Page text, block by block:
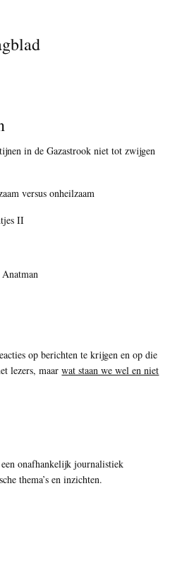
in de Gazastrook niet tot zwijgen
versus onheilzaam
II
op berichten te krijgen en op die
lezers, maarwat staan we wel en niet
onafhankelijk journalistiek
thema’s en inzichten.